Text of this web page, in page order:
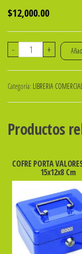
$12,000.00
-
TALONARIO
CPRA
VTA
DISEÑO
+
Categoría: LIBRERIA
Productos
COFRE PORTA
15x12x8 Cm